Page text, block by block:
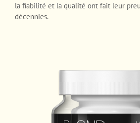
la fiabilité et la qualité ont fait leur
décennies.